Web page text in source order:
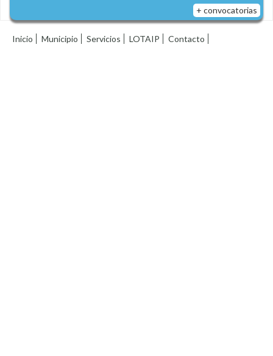
+ convocatorias
Inicio Municipio Servicios LOTAIP Contacto